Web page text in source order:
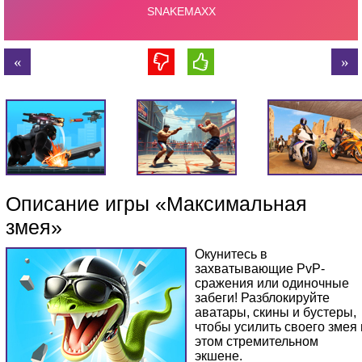
Описание игры «Максимальная
змея»
Окунитесь в
захватывающие PvP-
сражения или одиночные
забеги! Разблокируйте
аватары, скины и бустеры,
чтобы усилить своего змея
этом стремительном
экшене.